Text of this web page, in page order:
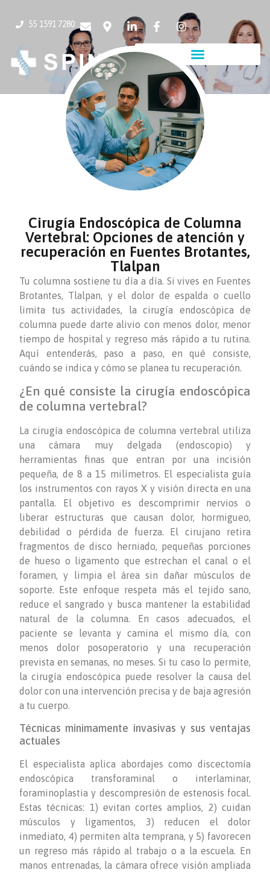
55 1591 7280
Cirugía Endoscópica de Columna
Vertebral: Opciones de atención y
recuperación en Fuentes Brotantes,
Tlalpan
Tu columna sostiene tu día a día. Si vives en Fuentes
Brotantes, Tlalpan, y el dolor de espalda o cuello
limita tus actividades, la cirugía endoscópica de
columna puede darte alivio con menos dolor, menor
tiempo de hospital y regreso más rápido a tu rutina.
Aquí entenderás, paso a paso, en qué consiste,
cuándo se indica y cómo se planea tu recuperación.
¿En qué consiste la cirugía endoscópica
de columna vertebral?
La cirugía endoscópica de columna vertebral utiliza
una cámara muy delgada (endoscopio) y
herramientas finas que entran por una incisión
pequeña, de 8 a 15 milímetros. El especialista guía
los instrumentos con rayos X y visión directa en una
pantalla. El objetivo es descomprimir nervios o
liberar estructuras que causan dolor, hormigueo,
debilidad o pérdida de fuerza. El cirujano retira
fragmentos de disco herniado, pequeñas porciones
de hueso o ligamento que estrechan el canal o el
foramen, y limpia el área sin dañar músculos de
soporte. Este enfoque respeta más el tejido sano,
reduce el sangrado y busca mantener la estabilidad
natural de la columna. En casos adecuados, el
paciente se levanta y camina el mismo día, con
menos dolor posoperatorio y una recuperación
prevista en semanas, no meses. Si tu caso lo permite,
la cirugía endoscópica puede resolver la causa del
dolor con una intervención precisa y de baja agresión
a tu cuerpo.
Técnicas mínimamente invasivas y sus ventajas
actuales
El especialista aplica abordajes como discectomía
endoscópica transforaminal o interlaminar,
foraminoplastia y descompresión de estenosis focal.
Estas técnicas: 1) evitan cortes amplios, 2) cuidan
músculos y ligamentos, 3) reducen el dolor
inmediato, 4) permiten alta temprana, y 5) favorecen
un regreso más rápido al trabajo o a la escuela. En
manos entrenadas, la cámara ofrece visión ampliada